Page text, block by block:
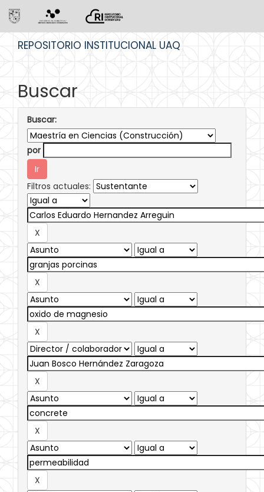
REPOSITORIO INSTITUCIONAL UAQ
Buscar
Buscar:
por
Filtros actuales: